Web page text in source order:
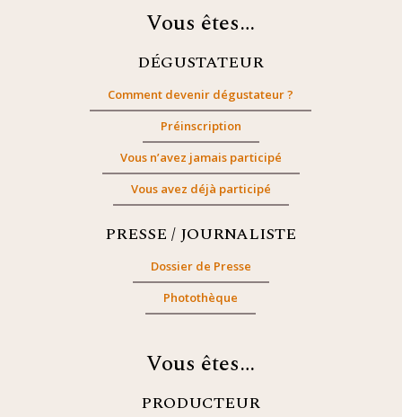
Vous êtes…
DÉGUSTATEUR
Comment devenir dégustateur ?
Préinscription
Vous n’avez jamais participé
Vous avez déjà participé
PRESSE / JOURNALISTE
Dossier de Presse
Photothèque
Vous êtes…
PRODUCTEUR